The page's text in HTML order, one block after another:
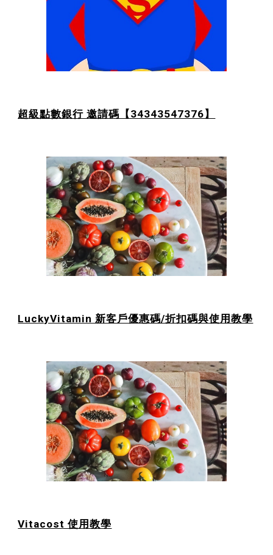
超級點數銀行 邀請碼【34343547376】
LuckyVitamin 新客戶優惠碼/折扣碼與使用教學
Vitacost 使用教學